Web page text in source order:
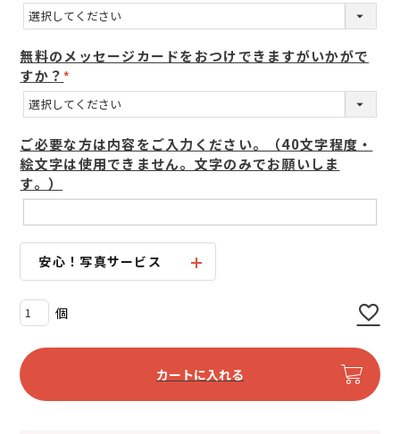
(
必
)
無料のメッセージカードをおつけできますがいかがで
すか？
(
必
須
)
ご必要な方は内容をご入力ください。（40文字程度・
絵文字は使用できません。文字のみでお願いしま
す。）
安心！写真サービス
カートに入れる